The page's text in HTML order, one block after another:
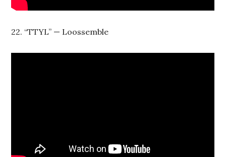
22. “TTYL” — Loossemble